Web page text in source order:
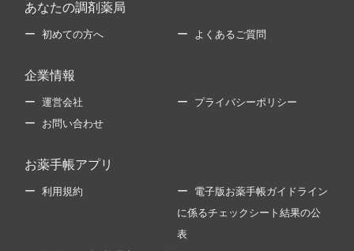
あなたの調剤薬局
初めての方へ よくあるご質問
企業情報
運営会社 プライバシーポリシー
お問い合わせ
お薬手帳アプリ
利用規約 電子版お薬手帳ガイドライン
に係るチェックシート結果の公
表